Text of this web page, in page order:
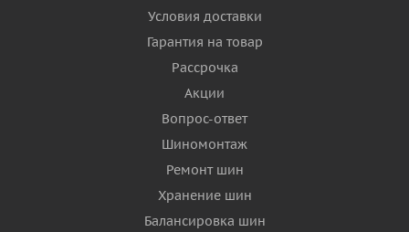
Условия доставки
Гарантия на товар
Рассрочка
Акции
Вопрос-ответ
Шиномонтаж
Ремонт шин
Хранение шин
Балансировка шин